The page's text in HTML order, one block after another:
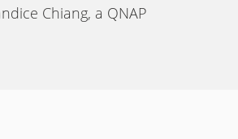
Chiang, a QNAP